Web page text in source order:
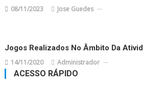
08/11/2023 Jose Guedes
Jogos Realizados No Âmbito Da
14/11/2020 Administrador
ACESSO RÁPIDO